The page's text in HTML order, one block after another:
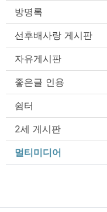
방명록
선후배사랑 게시판
자유게시판
좋은글 인용
쉼터
2세 게시판
멀티미디어